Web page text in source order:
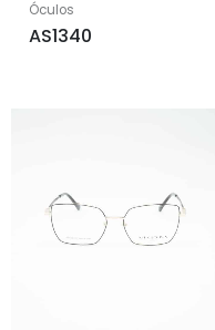
Óculos
AS1340